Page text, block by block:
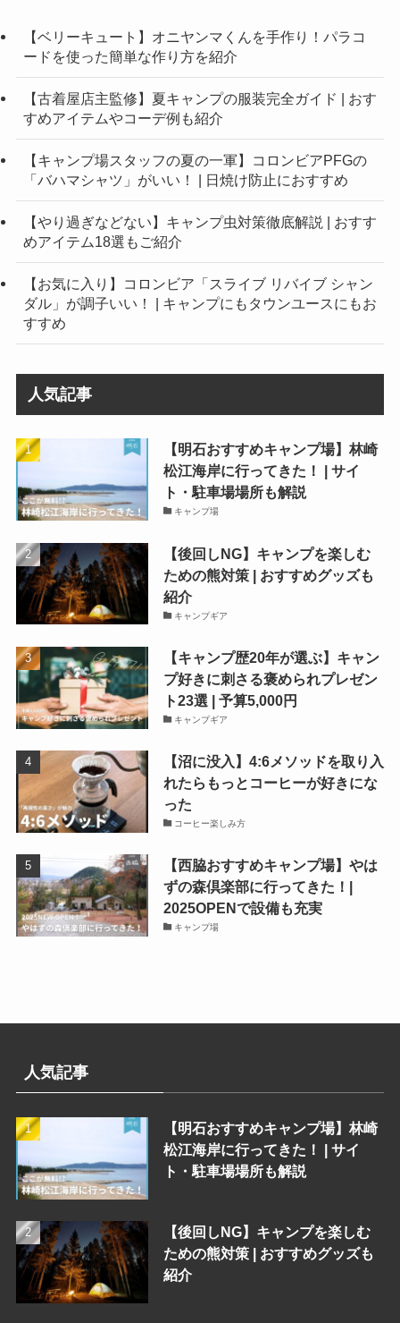
【ベリーキュート】オニヤンマくんを手作り！パラコ
ードを使った簡単な作り方を紹介
【古着屋店主監修】夏キャンプの服装完全ガイド | おす
すめアイテムやコーデ例も紹介
【キャンプ場スタッフの夏の一軍】コロンビアPFGの
「バハマシャツ」がいい！ | 日焼け防止におすすめ
【やり過ぎなどない】キャンプ虫対策徹底解説 | おすす
めアイテム18選もご紹介
【お気に入り】コロンビア「スライブ リバイブ シャン
ダル」が調子いい！ | キャンプにもタウンユースにもお
すすめ
人気記事
【明石おすすめキャンプ場】林崎
松江海岸に行ってきた！ | サイ
ト・駐車場場所も解説
キャンプ場
【後回しNG】キャンプを楽しむ
ための熊対策 | おすすめグッズも
紹介
キャンプギア
【キャンプ歴20年が選ぶ】キャン
プ好きに刺さる褒められプレゼン
ト23選 | 予算5,000円
キャンプギア
【沼に没入】4:6メソッドを取り入
れたらもっとコーヒーが好きにな
った
コーヒー楽しみ方
【西脇おすすめキャンプ場】やは
ずの森倶楽部に行ってきた！|
2025OPENで設備も充実
キャンプ場
人気記事
【明石おすすめキャンプ場】林崎
松江海岸に行ってきた！ | サイ
ト・駐車場場所も解説
【後回しNG】キャンプを楽しむ
ための熊対策 | おすすめグッズも
紹介